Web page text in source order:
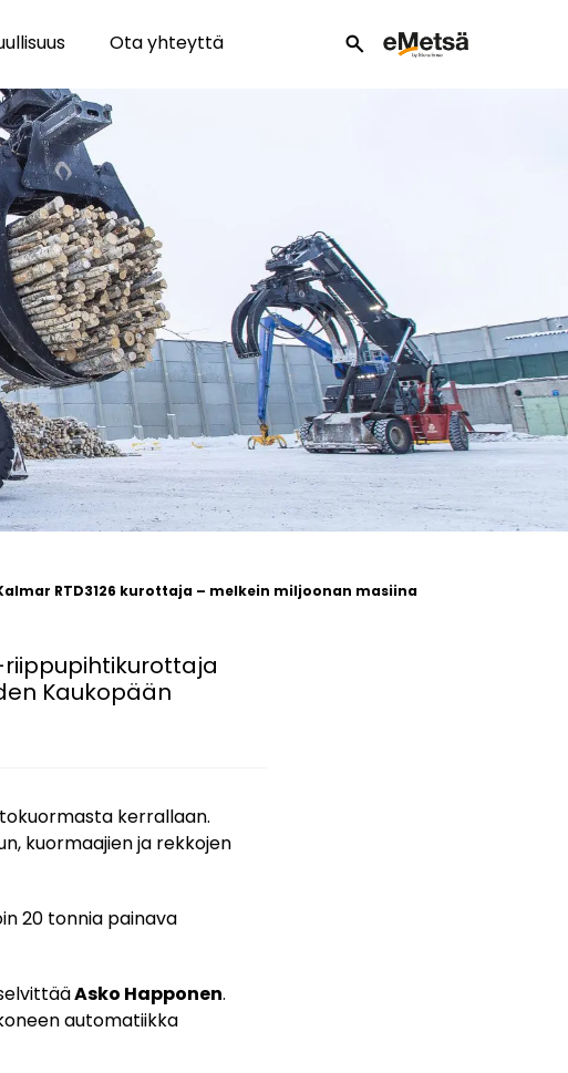
Ota yhteyttä search
RTD3126 kurottaja – melkein miljoonan masiina
riippupihtikurottaja
Kaukopään
kerrallaan.
kuormaajien ja rekkojen
20 tonnia painava
Asko Happonen.
automatiikka